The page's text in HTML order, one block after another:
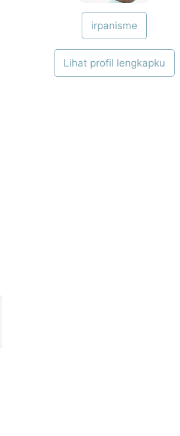
irpanisme
Lihat profil lengkapku